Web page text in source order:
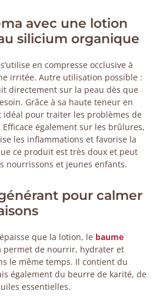
avec une lotion
silicium organique
s’utilise en compresse occlusive à
irritée. Autre utilisation possible :
directement sur la peau dès que
Grâce à sa haute teneur en
pour traiter les problèmes de
Efficace également sur les brûlures,
les inflammations et favorise la
ce produit est très doux et peut
nourrissons et jeunes enfants.
pour calmer
que la lotion, le baume
permet de nourrir, hydrater et
le même temps. Il contient du
également du beurre de karité, de
essentielles.